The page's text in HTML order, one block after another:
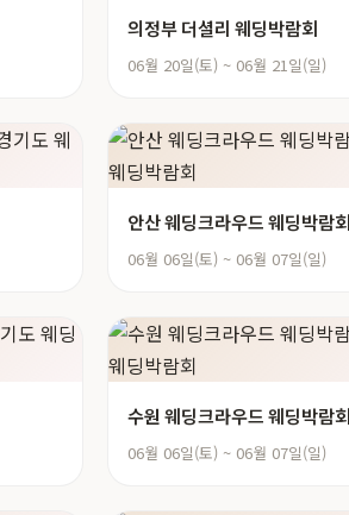
의정부 더셜리 웨딩박람회
06월 20일(토) ~ 06월 21일(일)
안산 웨딩크라우드 웨딩박람회
06월 06일(토) ~ 06월 07일(일)
수원 웨딩크라우드 웨딩박람회
06월 06일(토) ~ 06월 07일(일)